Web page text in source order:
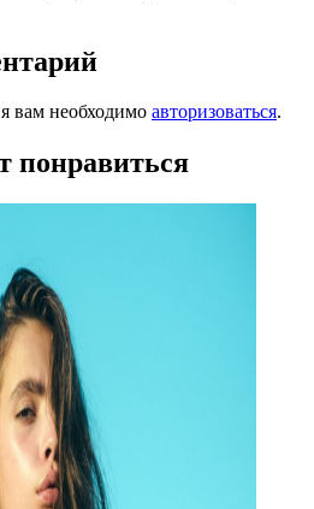
вам необходимо авторизоваться.
понравиться